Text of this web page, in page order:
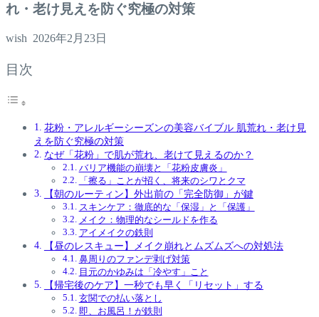
れ・老け見えを防ぐ究極の対策
wish 2026年2月23日
目次
花粉・アレルギーシーズンの美容バイブル 肌荒れ・老け見
えを防ぐ究極の対策
なぜ「花粉」で肌が荒れ、老けて見えるのか？
バリア機能の崩壊と「花粉皮膚炎」
「擦る」ことが招く、将来のシワとクマ
【朝のルーティン】外出前の「完全防御」が鍵
スキンケア：徹底的な「保湿」と「保護」
メイク：物理的なシールドを作る
アイメイクの鉄則
【昼のレスキュー】メイク崩れとムズムズへの対処法
鼻周りのファンデ剥げ対策
目元のかゆみは「冷やす」こと
【帰宅後のケア】一秒でも早く「リセット」する
玄関での払い落とし
即、お風呂！が鉄則